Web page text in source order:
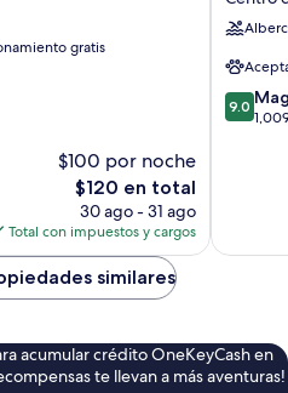
gratis
$100 por noche
El
precio
actual
es
de
$120
$120 en total
30 ago - 31 ago
Total con impuestos y cargos
Merida
Hotel
de
Mérida
9.0
de
9.0
similares
acumular crédito OneKeyCash en
te llevan a más aventuras!